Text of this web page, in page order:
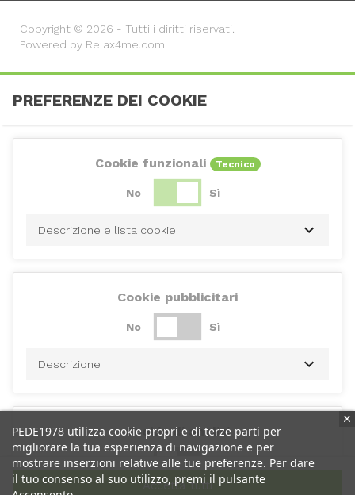
Copyright © 2026 - Tutti i diritti riservati.
Powered by Relax4me.com
PEDE1978 utilizza cookie propri e di terze parti per
migliorare la tua esperienza di navigazione e per
mostrare inserzioni relative alle tue preferenze. Per dare
il tuo consenso al suo utilizzo, premi il pulsante
PREFERENZE DEI COOKIE
Cookie funzionali Tecnico
No Sì
Descrizione e lista cookie
Cookie pubblicitari
No Sì
Descrizione
Cookie di analisi
No Sì
Accetta tutti